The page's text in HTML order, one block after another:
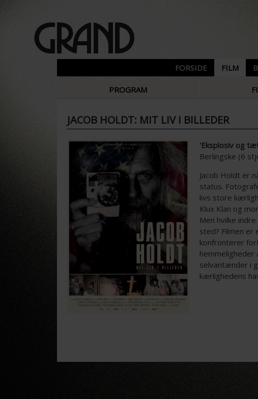
FORSIDE FILM
PROGRAM
JACOB HOLDT: MIT LIV I BILLEDER
‘Eksplosiv og
Berlingske (6
Jacob Holdt er
status.
livs store
Klux Klan og
Men hvilke
sted? Filmen er
konfronterer
hemmeligheder
selvantænder i
kærlighedens